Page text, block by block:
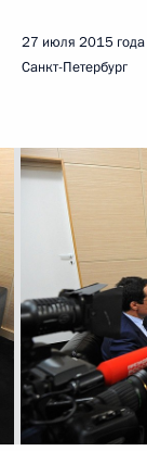
27 июля 2015 года
Санкт-Петербург